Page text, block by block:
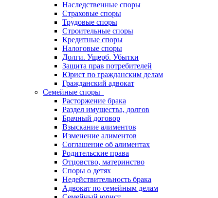
Наследственные споры
Страховые споры
Трудовые споры
Строительные споры
Кредитные споры
Налоговые споры
Долги. Ущерб. Убытки
Защита прав потребителей
Юрист по гражданским делам
Гражданский адвокат
Семейные споры
Расторжение брака
Раздел имущества, долгов
Брачный договор
Взыскание алиментов
Изменение алиментов
Соглашение об алиментах
Родительские права
Отцовство, материнство
Споры о детях
Недействительность брака
Адвокат по семейным делам